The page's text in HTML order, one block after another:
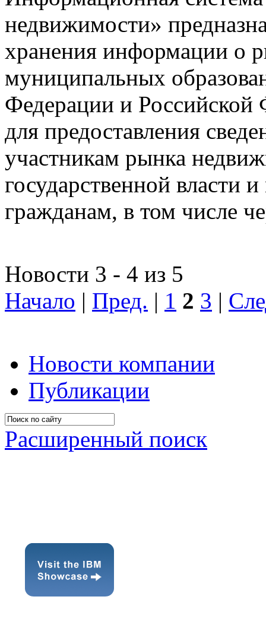
недвижимости»
хранения информации о
муниципальных
Федерации и Российской
для предоставления
участникам рынка
государственной власти
гражданам, в том числе
Новости 3 - 4 из 5
Начало | Пред. | 1 2 3 |
Новости компании
Публикации
Расширенный поиск